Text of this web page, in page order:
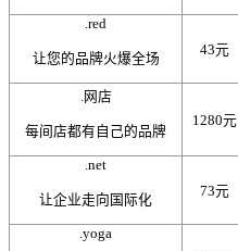
.red
让您的品牌火爆全场
43元
.网店
每间店都有自己的品牌
1280元
.net
让企业走向国际化
73元
.yoga